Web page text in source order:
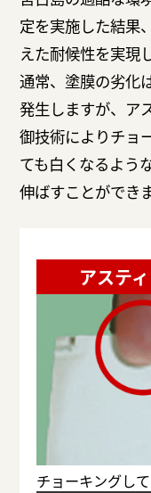
定を実施した結果
えた耐候性を実現
通常、塗膜の劣化
発生しますが、ア
御技術によりチョ
ても白くなるよう
伸ばすことができま
アステ
チョーキングして